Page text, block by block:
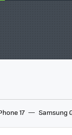
17 Samsung